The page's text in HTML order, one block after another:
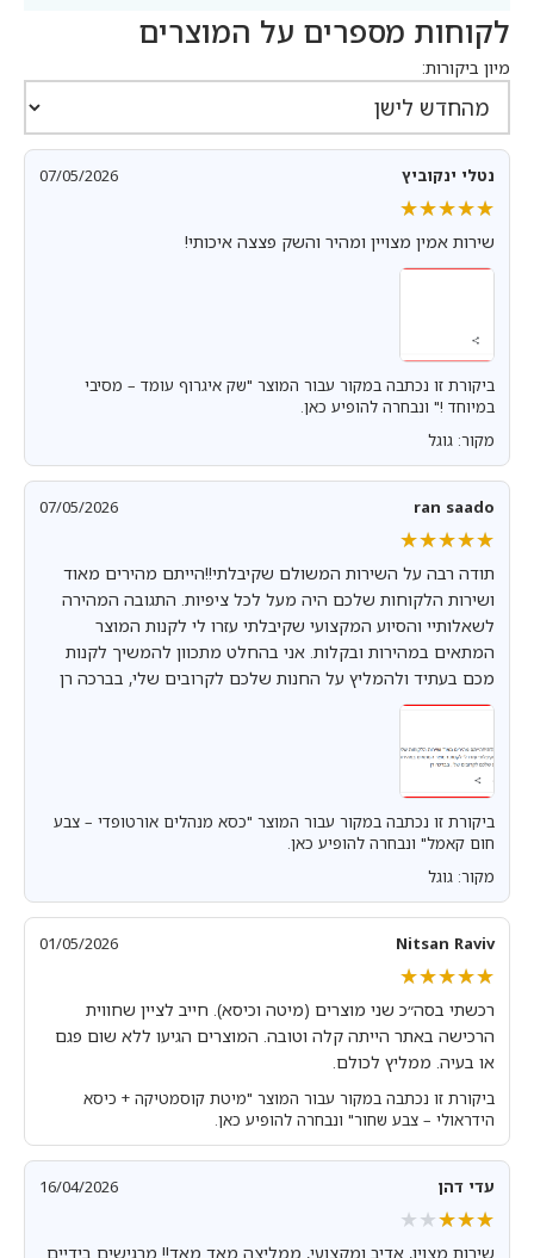
לקוחות מספרים על המוצרים
מיון ביקורות:
נטלי ינקוביץ 07/05/2026
★★★★★
★★★★★
שירות אמין מצויין ומהיר והשק פצצה איכותי!
ביקורת זו נכתבה במקור עבור המוצר "שק איגרוף עומד – מסיבי
במיוחד !" ונבחרה להופיע כאן.
מקור: גוגל
ran saado
07/05/2026
★★★★★
★★★★★
תודה רבה על השירות המשולם שקיבלתי!!הייתם מהירים מאוד
ושירות הלקוחות שלכם היה מעל לכל ציפיות. התגובה המהירה
לשאלותיי והסיוע המקצועי שקיבלתי עזרו לי לקנות המוצר
המתאים במהירות ובקלות. אני בהחלט מתכוון להמשיך לקנות
מכם בעתיד ולהמליץ על החנות שלכם לקרובים שלי, בברכה רן
ביקורת זו נכתבה במקור עבור המוצר "כסא מנהלים אורטופדי – צבע
חום קאמל" ונבחרה להופיע כאן.
מקור: גוגל
Nitsan Raviv
01/05/2026
★★★★★
★★★★★
רכשתי בסה״כ שני מוצרים (מיטה וכיסא). חייב לציין שחווית
הרכישה באתר הייתה קלה וטובה. המוצרים הגיעו ללא שום פגם
או בעיה. ממליץ לכולם.
ביקורת זו נכתבה במקור עבור המוצר "מיטת קוסמטיקה + כיסא
הידראולי – צבע שחור" ונבחרה להופיע כאן.
עדי דהן 16/04/2026
★★★★★
★★★★★
שירות מצוין, אדיב ומקצועי, ממליצה מאד מאד!! מרגישים בידיים